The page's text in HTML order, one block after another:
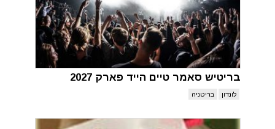
בריטיש סאמר טיים הייד פארק 2027
לונדון בריטניה